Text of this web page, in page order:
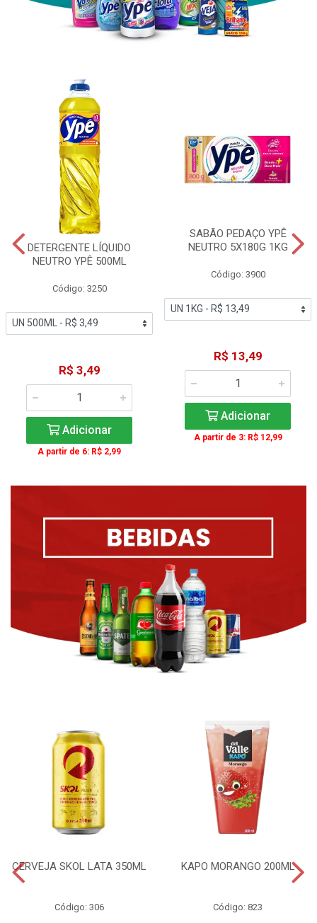
DETERGENTE LÍQUIDO
NEUTRO YPÊ 500ML
Código: 3250
R$ 3,49
Adicionar
A partir de 6: R$ 2,99
SABÃO PEDAÇO YPÊ
NEUTRO 5X180G 1KG
Código: 3900
R$ 13,49
Adicionar
A partir de 3: R$ 12,99
CERVEJA SKOL LATA 350ML
Código: 306
KAPO MORANGO 200ML
Código: 823